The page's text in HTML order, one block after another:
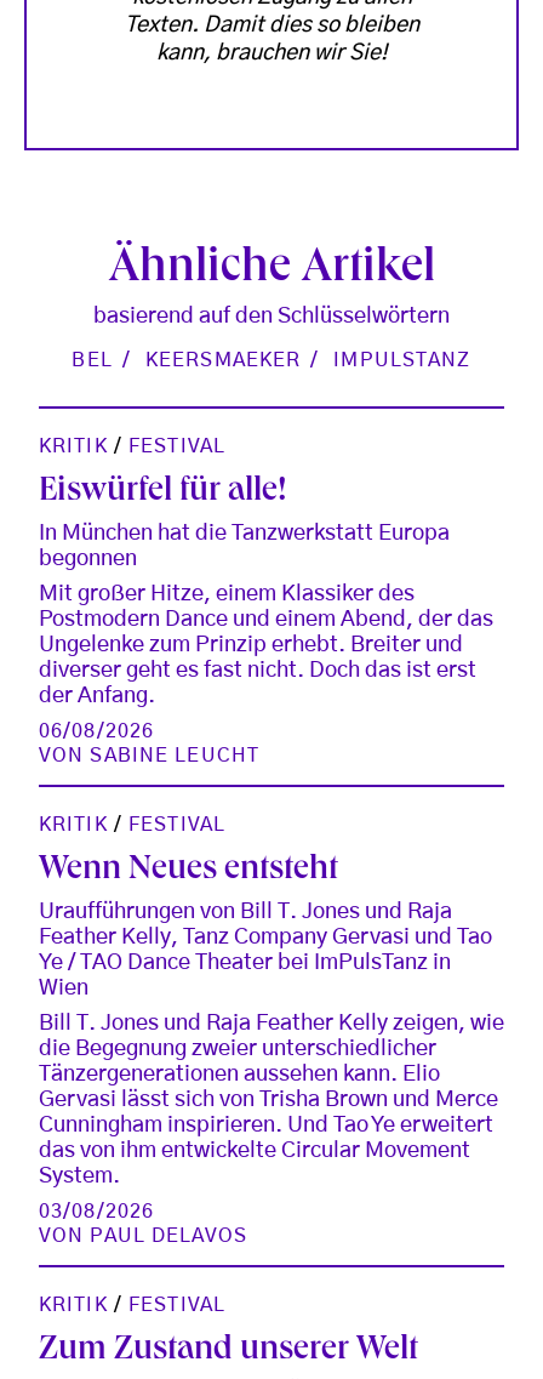
Texten. Damit dies so bleiben
kann, brauchen wir Sie!
Ähnliche Artikel
basierend auf den Schlüsselwörtern
BEL KEERSMAEKER IMPULSTANZ
KRITIK / FESTIVAL
Eiswürfel für alle!
In München hat die Tanzwerkstatt Europa
begonnen
Mit großer Hitze, einem Klassiker des
Postmodern Dance und einem Abend, der das
Ungelenke zum Prinzip erhebt. Breiter und
diverser geht es fast nicht. Doch das ist erst
der Anfang.
06/08/2026
VONSABINE LEUCHT
KRITIK / FESTIVAL
Wenn Neues entsteht
Uraufführungen von Bill T. Jones und Raja
Feather Kelly, Tanz Company Gervasi und Tao
Ye / TAO Dance Theater bei ImPulsTanz in
Wien
Bill T. Jones und Raja Feather Kelly zeigen, wie
die Begegnung zweier unterschiedlicher
Tänzergenerationen aussehen kann. Elio
Gervasi lässt sich von Trisha Brown und Merce
Cunningham inspirieren. Und Tao Ye erweitert
das von ihm entwickelte Circular Movement
System.
03/08/2026
VON
PAUL DELAVOS
KRITIK / FESTIVAL
Zum Zustand unserer Welt